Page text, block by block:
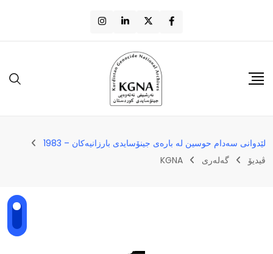
لێدوانی سەدام حوسین لە بارەی جینۆسایدی بارزانیەکان – 1983
ڤیدیۆ
گەلەری KGNA